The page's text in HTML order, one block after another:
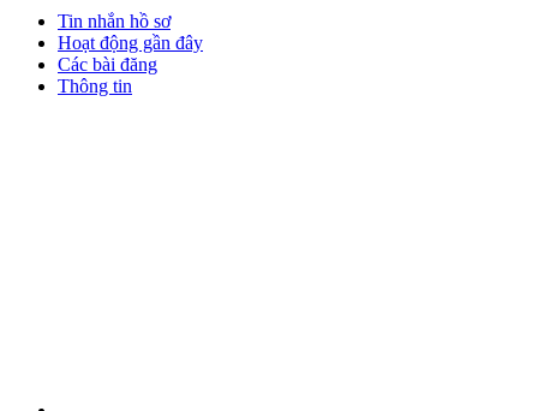
Tin nhắn hồ sơ
Hoạt động gần đây
Các bài đăng
Thông tin